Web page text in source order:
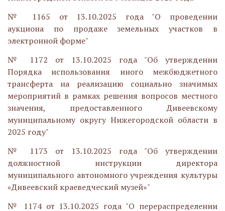
№ 1165 от 13.10.2025 года "О проведении
аукциона по продаже земельных участков в
электронной форме"
№ 1172 от 13.10.2025 года "Об утверждении
Порядка использования иного межбюджетного
трансферта на реализацию социально значимых
мероприятий в рамках решения вопросов местного
значения, предоставленного Дивеевскому
муниципальному округу Нижегородской области в
2025 году"
№ 1173 от 13.10.2025 года "Об утверждении
должностной инструкции директора
муниципального автономного учреждения культуры
«Дивеевский краеведческий музей»"
№ 1174 от 13.10.2025 года "О перераспределении